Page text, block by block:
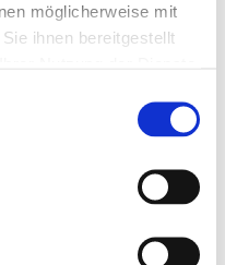
möglicherweise mit
ihnen bereitgestellt